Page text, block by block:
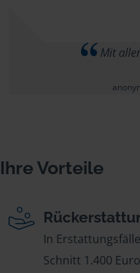
Mit
Ihre Vorteile
In
Schnitt 1.400